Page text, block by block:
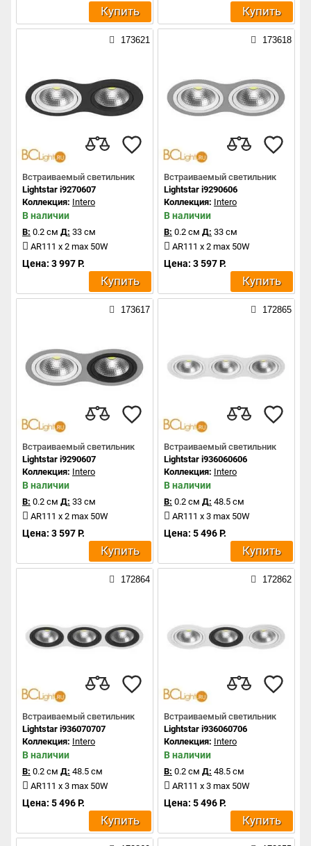
Купить Купить
173621
Встраиваемый светильник
Lightstar i9270607
Коллекция: Intero
В наличии
В: 0.2 см Д: 33 см
AR111 x 2 max 50W
Цена: 3 997 Р.
Купить
173618
Встраиваемый светильник
Lightstar i9290606
Коллекция: Intero
В наличии
В: 0.2 см Д: 33 см
AR111 x 2 max 50W
Цена: 3 597 Р.
Купить
173617
Встраиваемый светильник
Lightstar i9290607
Коллекция: Intero
В наличии
В: 0.2 см Д: 33 см
AR111 x 2 max 50W
Цена: 3 597 Р.
Купить
172865
Встраиваемый светильник
Lightstar i936060606
Коллекция: Intero
В наличии
В: 0.2 см Д: 48.5 см
AR111 x 3 max 50W
Цена: 5 496 Р.
Купить
172864
Встраиваемый светильник
Lightstar i936070707
Коллекция: Intero
В наличии
В: 0.2 см Д: 48.5 см
AR111 x 3 max 50W
Цена: 5 496 Р.
Купить
172862
Встраиваемый светильник
Lightstar i936060706
Коллекция: Intero
В наличии
В: 0.2 см Д: 48.5 см
AR111 x 3 max 50W
Цена: 5 496 Р.
Купить